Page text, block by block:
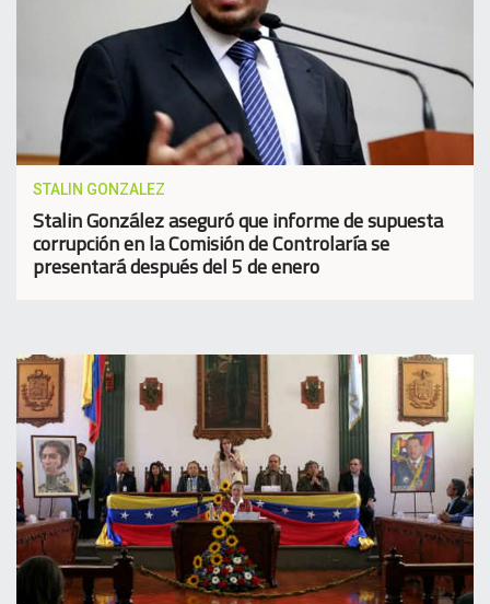
STALIN GONZALEZ
Stalin González aseguró que informe de supuesta
corrupción en la Comisión de Controlaría se
presentará después del 5 de enero